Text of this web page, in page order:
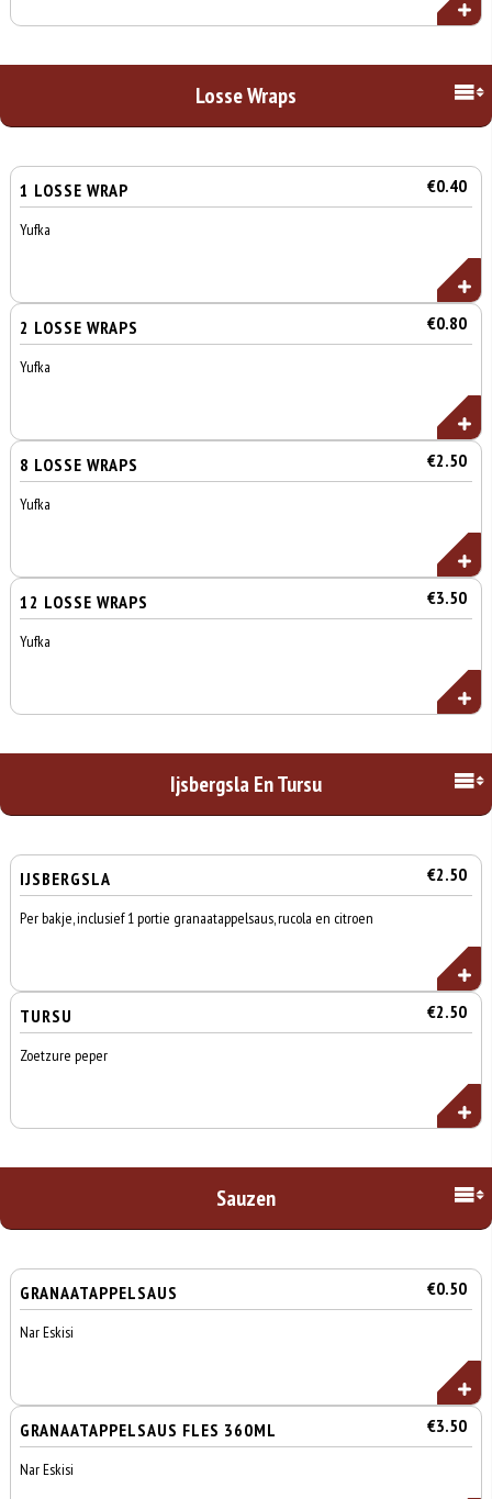
Losse Wraps
1 LOSSE WRAP €0.40
Yufka
2 LOSSE WRAPS €0.80
Yufka
8 LOSSE WRAPS €2.50
Yufka
12 LOSSE WRAPS €3.50
Yufka
Ijsbergsla En Tursu
IJSBERGSLA €2.50
Per bakje, inclusief 1 portie granaatappelsaus, rucola en citroen
TURSU €2.50
Zoetzure peper
Sauzen
GRANAATAPPELSAUS €0.50
Nar Eskisi
GRANAATAPPELSAUS FLES 360ML €3.50
Nar Eskisi